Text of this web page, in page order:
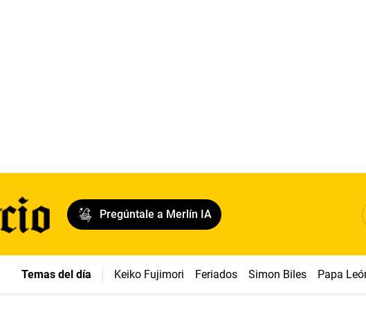
Pregúntale a Merlín IA
Temas del día Keiko Fujimori Feriados Simon Biles Papa